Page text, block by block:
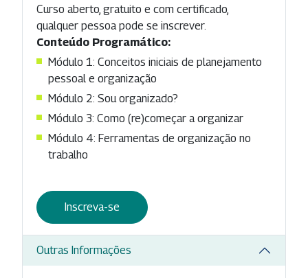
Curso aberto, gratuito e com certificado,
qualquer pessoa pode se inscrever.
Conteúdo Programático:
Módulo 1: Conceitos iniciais de planejamento
pessoal e organização
Módulo 2: Sou organizado?
Módulo 3: Como (re)começar a organizar
Módulo 4: Ferramentas de organização no
trabalho
Inscreva-se
Outras Informações